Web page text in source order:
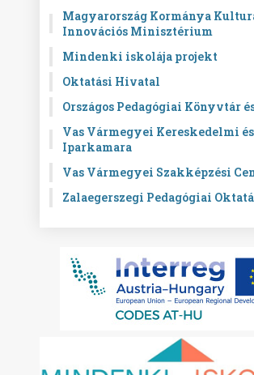
Magyarország Kormánya
Innovációs Minisztérium
Mindenki iskolája projekt
Oktatási Hivatal
Országos Pedagógiai Könyvtár
Vas Vármegyei Kereskedelmi és
Iparkamara
Vas Vármegyei Szakképzési
Zalaegerszegi Pedagógiai